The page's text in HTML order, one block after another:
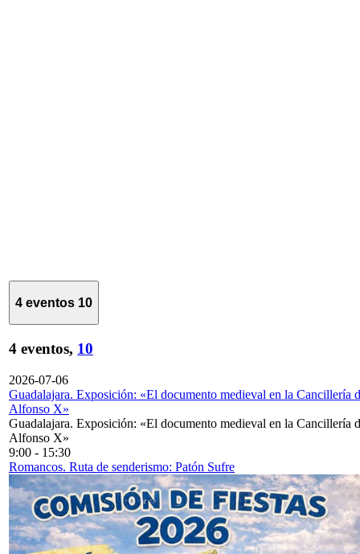
4 eventos 10
4 eventos, 10
2026-07-06
Guadalajara. Exposición: «El documento medieval en la Cancillería
Alfonso X»
Guadalajara. Exposición: «El documento medieval en la Cancillería
Alfonso X»
9:00 - 15:30
Romancos. Ruta de senderismo: Patón Sufre